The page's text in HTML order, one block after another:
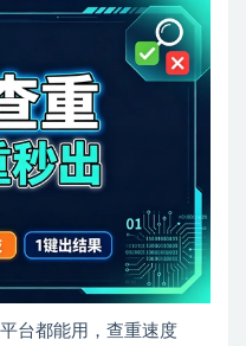
台都能用，查重速度